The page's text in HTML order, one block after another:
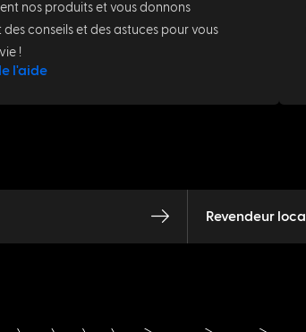
nos produits et vous donnons
conseils et des astuces pour vous
!
l'aide
Revendeur local